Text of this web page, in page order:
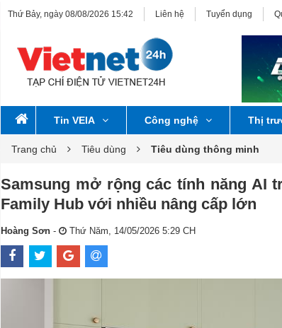
Thứ Bảy, ngày 08/08/2026 15:42 Liên hệ Tuyển dụng
Tin VEIA Công nghệ Thị
Trang chủ Tiêu dùng Tiêu dùng thông minh
Samsung mở rộng các tính năng AI
Family Hub với nhiều nâng cấp lớn
Hoàng Sơn - Thứ Năm, 14/05/2026 5:29 CH